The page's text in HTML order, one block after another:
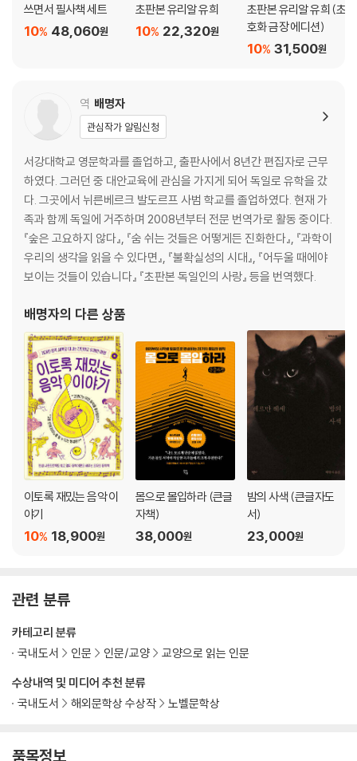
chapter 03
르네상스의 이야기꾼,
헤세가 고쳐 쓴 이탈리아 고어로 작성되었던
마테오 반델로(Matteo Bandello)의 재미난 이야기
의도가 곧 행위이다 옷 바꿔 입기
chapter 04
내가 기억하는 것들,
혹은 기억하고 싶은 것들
헤르만 헤세가 직접 기록한 일화들
그라우뷘덴의 겨울 노트 에두아르트 엥겔스에게 보낸 편지 설문 조사 예술
과 과학 마티아스 클라우디우스가 말하기를 안녕 누군가를 위한 짧은 이야
기 푸가가 뭡니까? 그림엽서 하이데거 혹은 헤르만 헤세
chapter 05
남들이 본 헤세,
헤세가 모르는 헤세
헤르만 헤세를 곁에서 지켜본 이들이 전하는 일화들
어머니의 편지와 일기에 등장하는 일화 마울브론 탈출기 마르틴 크납 191
0년경 코른탈의 미용실에서 시인과 병장 헤르만 헤세에게 새장에 갇힌 산
비둘기 작가 지우기 영원한 소년 하락장에 대처하는 자세 귀한 흰쥐 군터
출처 표기
쓰면서 필사책 세트
48,060원
10%
초판본 유리알 유희
22,320원
10%
초판본 유리알 유희 (초
호화 금장 에디션)
31,500원
10%
역 배명자
관심작가 알림신청
서강대학교 영문학과를 졸업하고, 출판사에서 8년간 편집자로 근무
하였다. 그러던 중 대안교육에 관심을 가지게 되어 독일로 유학을 갔
다. 그곳에서 뉘른베르크 발도르프 사범 학교를 졸업하였다. 현재 가
족과 함께 독일에 거주하며 2008년부터 전문 번역가로 활동 중이다.
『숲은 고요하지 않다』, 『숨 쉬는 것들은 어떻게든 진화한다』, 『과학이
우리의 생각을 읽을 수 있다면』, 『불확실성의 시대』, 『어두울 때에야
보이는 것들이 있습니다』 『초판본 독일인의 사랑』 등을 번역했다.
배명자의 다른 상품
이토록 재밌는 음악 이
야기
18,900원
10%
몸으로 몰입하라 (큰글
자책)
38,000원
밤의 사색 (큰글자도
서)
23,000원
관련 분류
수상내역 및 미디어 추천 분류
국내도서
해외문학상 수상작 노벨문학상
카테고리 분류
국내도서
인문 인문/교양 교양으로 읽는 인문
품목정보